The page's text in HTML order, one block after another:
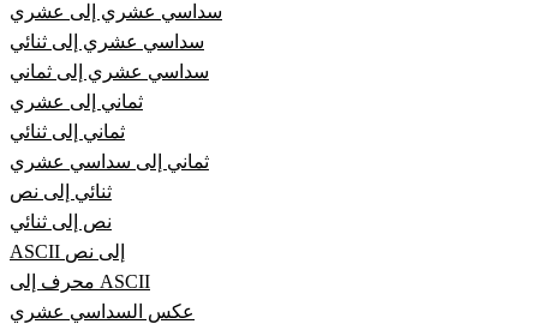
سداسي عشري إلى عشري
سداسي عشري إلى ثنائي
سداسي عشري إلى ثماني
ثماني إلى عشري
ثماني إلى ثنائي
ثماني إلى سداسي عشري
ثنائي إلى نص
نص إلى ثنائي
ASCII إلى نص
محرف إلى ASCII
عكس السداسي عشري